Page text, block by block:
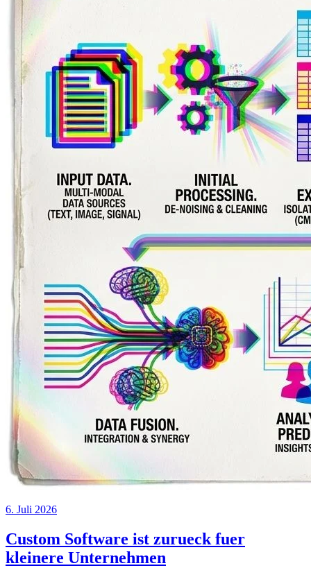
6. Juli 2026
Custom Software ist zurueck fuer
kleinere Unternehmen